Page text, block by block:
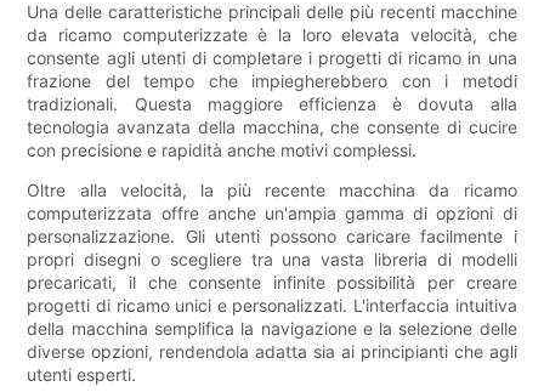
Una delle caratteristiche principali delle più recenti macchine
da ricamo computerizzate è la loro elevata velocità, che
consente agli utenti di completare i progetti di ricamo in una
frazione del tempo che impiegherebbero con i metodi
tradizionali. Questa maggiore efficienza è dovuta alla
tecnologia avanzata della macchina, che consente di cucire
con precisione e rapidità anche motivi complessi.
Oltre alla velocità, la più recente macchina da ricamo
computerizzata offre anche un'ampia gamma di opzioni di
personalizzazione. Gli utenti possono caricare facilmente i
propri disegni o scegliere tra una vasta libreria di modelli
precaricati, il che consente infinite possibilità per creare
progetti di ricamo unici e personalizzati. L'interfaccia intuitiva
della macchina semplifica la navigazione e la selezione delle
diverse opzioni, rendendola adatta sia ai principianti che agli
utenti esperti.